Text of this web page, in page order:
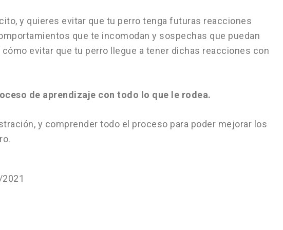
y quieres evitar que tu perro tenga futuras reacciones
que te incomodan y sospechas que puedan
evitar que tu perro llegue a tener dichas reacciones con
de aprendizaje con todo lo que le rodea.
y comprender todo el proceso para poder mejorar los